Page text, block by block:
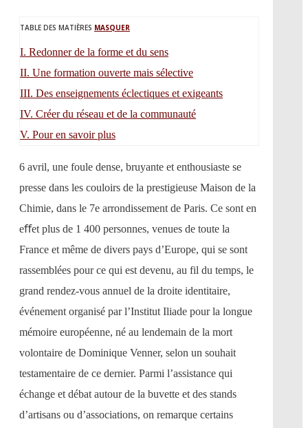
TABLE DES MATIÈRES MASQUER
I. Redonner de la forme et du sens
II. Une formation ouverte mais sélective
III. Des enseignements éclectiques et exigeants
IV. Créer du réseau et de la communauté
V. Pour en savoir plus
6 avril, une foule dense, bruyante et enthousiaste se
presse dans les couloirs de la prestigieuse Maison de la
Chimie, dans le 7e arrondissement de Paris. Ce sont en
eﬀet plus de 1 400 personnes, venues de toute la
France et même de divers pays d’Europe, qui se sont
rassemblées pour ce qui est devenu, au fil du temps, le
grand rendez-vous annuel de la droite identitaire,
événement organisé par l’Institut Iliade pour la longue
mémoire européenne, né au lendemain de la mort
volontaire de Dominique Venner, selon un souhait
testamentaire de ce dernier. Parmi l’assistance qui
échange et débat autour de la buvette et des stands
d’artisans ou d’associations, on remarque certains